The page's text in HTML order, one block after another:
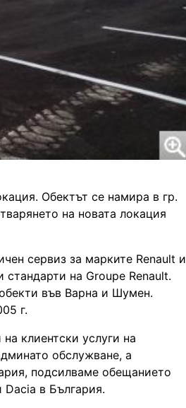
Обектът се намира в гр.
на новата локация
сервиз за марките Renault и
на Groupe Renault.
във Варна и Шумен.
г.
клиентски услуги на
обслужване, а
подсилваме обещанието
в България.